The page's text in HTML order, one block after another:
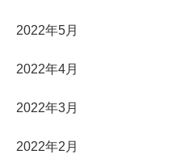
2022年5月
2022年4月
2022年3月
2022年2月